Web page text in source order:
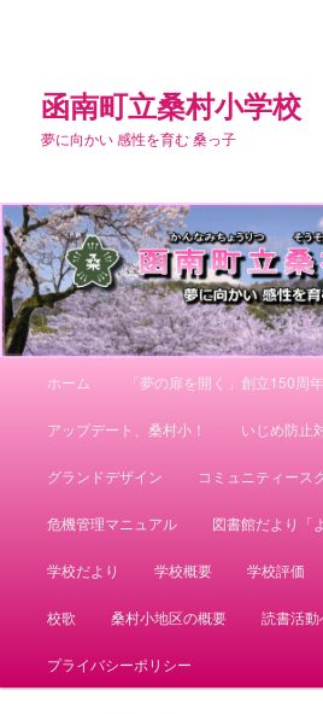
へ
移
動
移
動
函南町立桑村小学校
夢に向かい 感性を育む 桑っ子
ホーム 「夢の扉を開く」創立150周年
アップデート、桑村小！ いじめ防止
グランドデザイン コミュニティース
危機管理マニュアル 図書館だより「
学校だより 学校概要 学校評価
校歌 桑村小地区の概要 読書活動
プライバシーポリシー